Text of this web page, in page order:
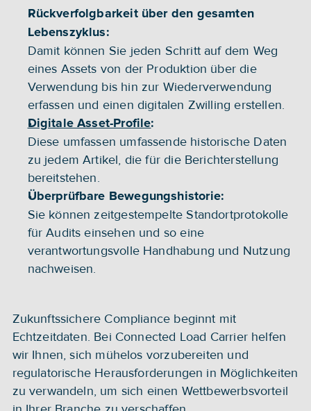
Rückverfolgbarkeit über den gesamten
Lebenszyklus:
Damit können Sie jeden Schritt auf dem Weg
eines Assets von der Produktion über die
Verwendung bis hin zur Wiederverwendung
erfassen und einen digitalen Zwilling erstellen.
Digitale Asset-Profile:
Diese umfassen umfassende historische Daten
zu jedem Artikel, die für die Berichterstellung
bereitstehen.
Überprüfbare Bewegungshistorie:
Sie können zeitgestempelte Standortprotokolle
für Audits einsehen und so eine
verantwortungsvolle Handhabung und Nutzung
nachweisen.
Zukunftssichere Compliance beginnt mit
Echtzeitdaten. Bei Connected Load Carrier helfen
wir Ihnen, sich mühelos vorzubereiten und
regulatorische Herausforderungen in Möglichkeiten
zu verwandeln, um sich einen Wettbewerbsvorteil